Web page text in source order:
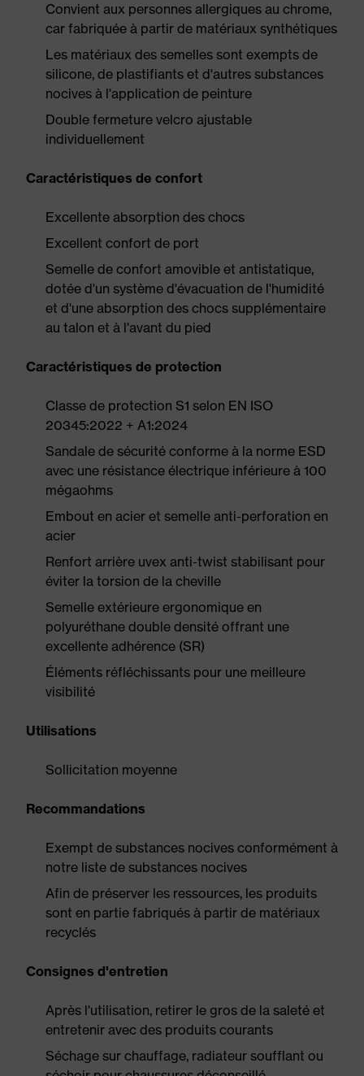
Convient aux personnes allergiques au chrome,
car fabriquée à partir de matériaux synthétiques
Les matériaux des semelles sont exempts de
silicone, de plastifiants et d'autres substances
nocives à l'application de peinture
Double fermeture velcro ajustable
individuellement
Caractéristiques de confort
Excellente absorption des chocs
Excellent confort de port
Semelle de confort amovible et antistatique,
dotée d'un système d'évacuation de l'humidité
et d'une absorption des chocs supplémentaire
au talon et à l'avant du pied
Caractéristiques de protection
Classe de protection S1 selon EN ISO
20345:2022 + A1:2024
Sandale de sécurité conforme à la norme ESD
avec une résistance électrique inférieure à 100
mégaohms
Embout en acier et semelle anti-perforation en
acier
Renfort arrière uvex anti-twist stabilisant pour
éviter la torsion de la cheville
Semelle extérieure ergonomique en
polyuréthane double densité offrant une
excellente adhérence (SR)
Éléments réfléchissants pour une meilleure
visibilité
Utilisations
Sollicitation moyenne
Recommandations
Exempt de substances nocives conformément à
notre liste de substances nocives
Afin de préserver les ressources, les produits
sont en partie fabriqués à partir de matériaux
recyclés
Consignes d'entretien
Après l'utilisation, retirer le gros de la saleté et
entretenir avec des produits courants
Séchage sur chauffage, radiateur soufflant ou